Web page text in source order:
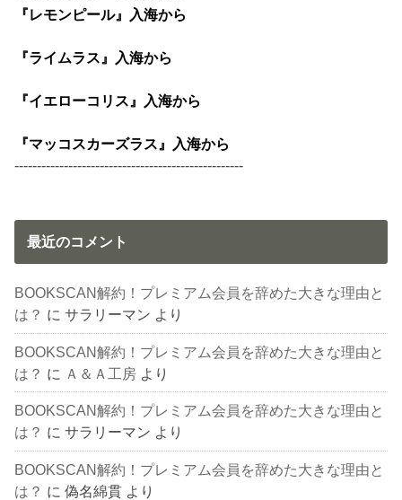
『レモンピール』入海から
『ライムラス』入海から
『イエローコリス』入海から
『マッコスカーズラス』入海から
---------------------------------------------------
最近のコメント
BOOKSCAN解約！プレミアム会員を辞めた大きな理由と
は？ にサラリーマン より
BOOKSCAN解約！プレミアム会員を辞めた大きな理由と
は？ に Ａ＆Ａ工房 より
BOOKSCAN解約！プレミアム会員を辞めた大きな理由と
は？ にサラリーマン より
BOOKSCAN解約！プレミアム会員を辞めた大きな理由と
は？ に偽名綿貫 より